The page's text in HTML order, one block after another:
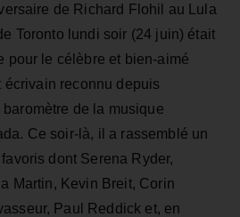
de Richard Flohil au Lula
Toronto lundi soir (24 juin) était
pour le célèbre et bien-aimé
écrivain reconnu depuis
baromètre de la musique
Ce soir-là, il a rassemblé un
dont Serena Ryder,
Martin, Kevin Breit, Corin
Paul Reddick et, en